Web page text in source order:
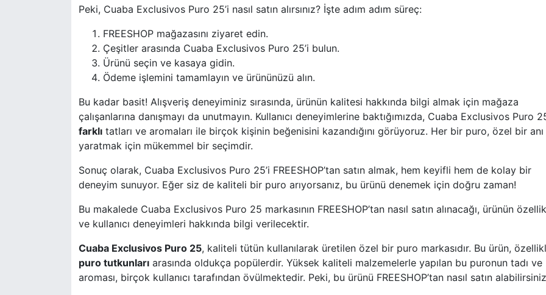
Peki, Cuaba Exclusivos Puro 25’i nasıl satın alırsınız? İşte adım adım süreç:
FREESHOP mağazasını ziyaret edin.
Çeşitler arasında Cuaba Exclusivos Puro 25’i bulun.
Ürünü seçin ve kasaya gidin.
Ödeme işlemini tamamlayın ve ürününüzü alın.
Bu kadar basit! Alışveriş deneyiminiz sırasında, ürünün kalitesi hakkında bilgi almak için mağaza
çalışanlarına danışmayı da unutmayın. Kullanıcı deneyimlerine baktığımızda, Cuaba Exclusivos Puro
farklı tatları ve aromaları ile birçok kişinin beğenisini kazandığını görüyoruz. Her bir puro, özel bir anı
yaratmak için mükemmel bir seçimdir.
Sonuç olarak, Cuaba Exclusivos Puro 25’i FREESHOP’tan satın almak, hem keyifli hem de kolay bir
deneyim sunuyor. Eğer siz de kaliteli bir puro arıyorsanız, bu ürünü denemek için doğru zaman!
Bu makalede Cuaba Exclusivos Puro 25 markasının FREESHOP’tan nasıl satın alınacağı, ürünün
ve kullanıcı deneyimleri hakkında bilgi verilecektir.
Cuaba Exclusivos Puro 25, kaliteli tütün kullanılarak üretilen özel bir puro markasıdır. Bu ürün,
puro tutkunları arasında oldukça popülerdir. Yüksek kaliteli malzemelerle yapılan bu puronun tadı ve
aroması, birçok kullanıcı tarafından övülmektedir. Peki, bu ürünü FREESHOP’tan nasıl satın